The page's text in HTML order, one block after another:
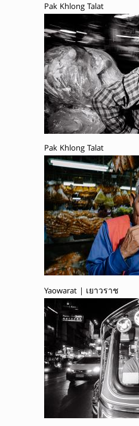
Pak Khlong Talat
Pak Khlong Talat
Yaowarat | เยาวราช